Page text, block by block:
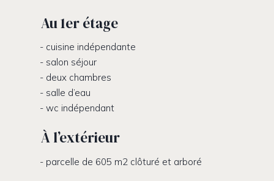
Au 1er étage
cuisine indépendante
salon séjour
deux chambres
salle d’eau
wc indépendant
À l’extérieur
parcelle de 605 m2 clôturé et arboré